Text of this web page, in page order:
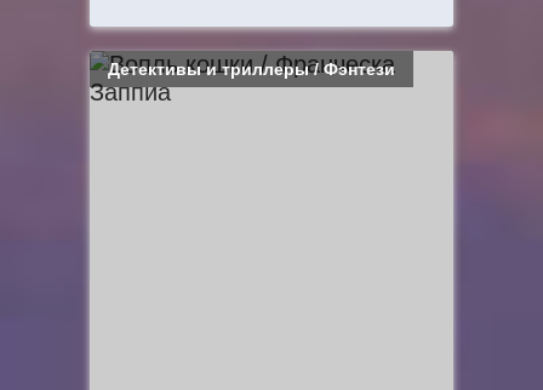
Детективы и триллеры / Фэнтези